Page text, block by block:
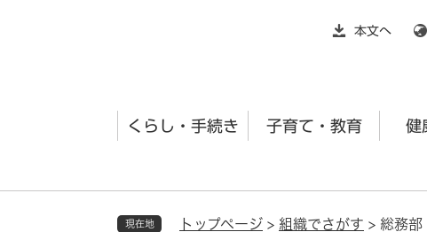
本文へ
くらし・手続き 子育て・教育 健
現在地 トップページ > 組織でさがす > 総務部